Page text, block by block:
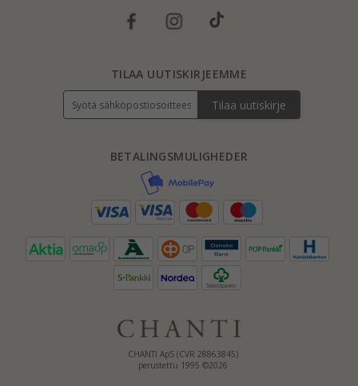
CHANTI ApS (CVR 28863845)
perustettu 1995 ©2026
BETALINGSMULIGHEDER
TILAA UUTISKIRJEEMME
Tilaa uutiskirje